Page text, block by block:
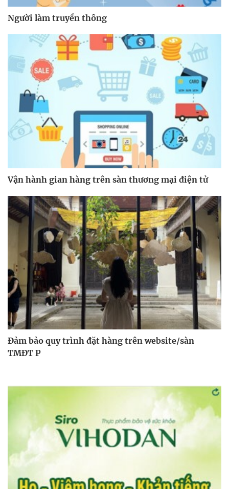
Người làm truyền thông
Vận hành gian hàng trên sàn thương mại điện tử
Đảm bảo quy trình đặt hàng trên website/sàn
TMĐT P